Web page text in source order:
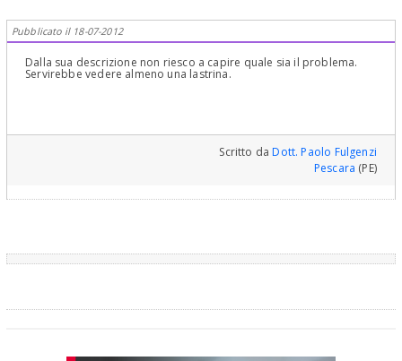
Pubblicato il 18-07-2012
Dalla sua descrizione non riesco a capire quale sia il problema.
Servirebbe vedere almeno una lastrina.
Scritto daDott. Paolo Fulgenzi
Pescara (PE)